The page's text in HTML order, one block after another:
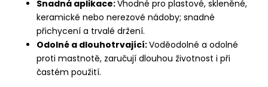
Snadná aplikace:Vhodné pro plastové, skleněné,
keramické nebo nerezové nádoby; snadné
přichycení a trvalé držení.
Odolné a dlouhotrvající:Voděodolné a odolné
proti mastnotě, zaručují dlouhou životnost i při
častém použití.